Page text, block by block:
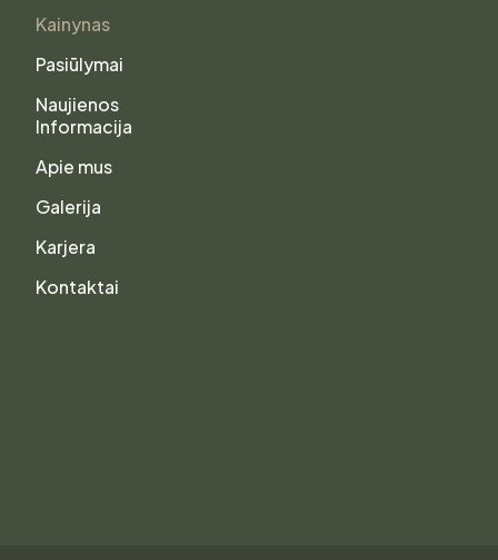
Kainynas
Pasiūlymai
Naujienos
Informacija
Apie mus
Galerija
Karjera
Kontaktai